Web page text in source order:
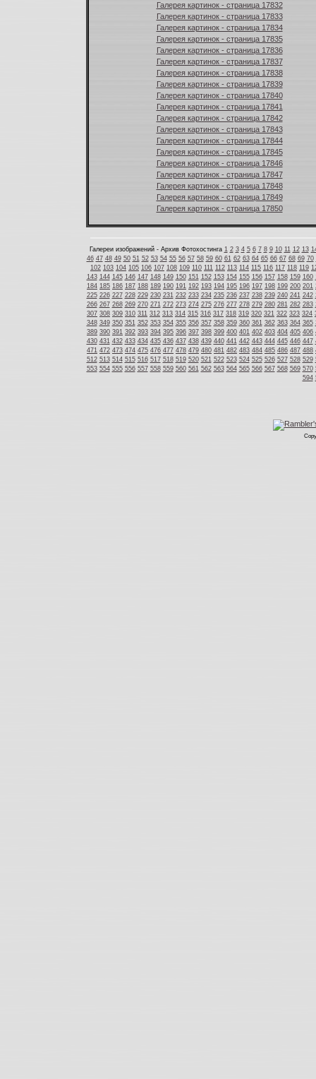
Галерея картинок - страница 17832
Галерея картинок - страница 17833
Галерея картинок - страница 17834
Галерея картинок - страница 17835
Галерея картинок - страница 17836
Галерея картинок - страница 17837
Галерея картинок - страница 17838
Галерея картинок - страница 17839
Галерея картинок - страница 17840
Галерея картинок - страница 17841
Галерея картинок - страница 17842
Галерея картинок - страница 17843
Галерея картинок - страница 17844
Галерея картинок - страница 17845
Галерея картинок - страница 17846
Галерея картинок - страница 17847
Галерея картинок - страница 17848
Галерея картинок - страница 17849
Галерея картинок - страница 17850
Галереи изображений - Архив Фотохостинга 1 2 3 4 5 6 7 8 9 10 11 12 13
46 47 48 49 50 51 52 53 54 55 56 57 58 59 60 61 62 63 64 65 66 67 68 69 70
102 103 104 105 106 107 108 109 110 111 112 113 114 115 116 117 118 119
143 144 145 146 147 148 149 150 151 152 153 154 155 156 157 158 159 160
184 185 186 187 188 189 190 191 192 193 194 195 196 197 198 199 200 201
225 226 227 228 229 230 231 232 233 234 235 236 237 238 239 240 241 242
266 267 268 269 270 271 272 273 274 275 276 277 278 279 280 281 282 283
307 308 309 310 311 312 313 314 315 316 317 318 319 320 321 322 323 324
348 349 350 351 352 353 354 355 356 357 358 359 360 361 362 363 364 365
389 390 391 392 393 394 395 396 397 398 399 400 401 402 403 404 405 406
430 431 432 433 434 435 436 437 438 439 440 441 442 443 444 445 446 447
471 472 473 474 475 476 477 478 479 480 481 482 483 484 485 486 487 488
512 513 514 515 516 517 518 519 520 521 522 523 524 525 526 527 528 529
553 554 555 556 557 558 559 560 561 562 563 564 565 566 567 568 569 570
594